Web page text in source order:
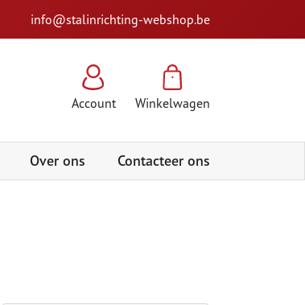
info@stalinrichting-webshop.be
Account Winkelwagen
Over ons Contacteer ons